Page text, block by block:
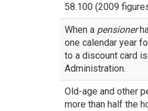
58.100 (2009
When a pensioner
one calendar year
to a discount card
Administration.
Old-age and other
more than half the